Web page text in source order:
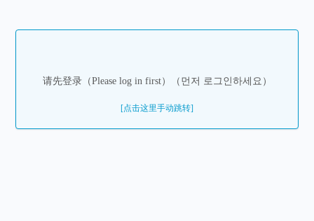
请先登录（Please log in first）（먼저 로그인하세요）
[点击这里手动跳转]